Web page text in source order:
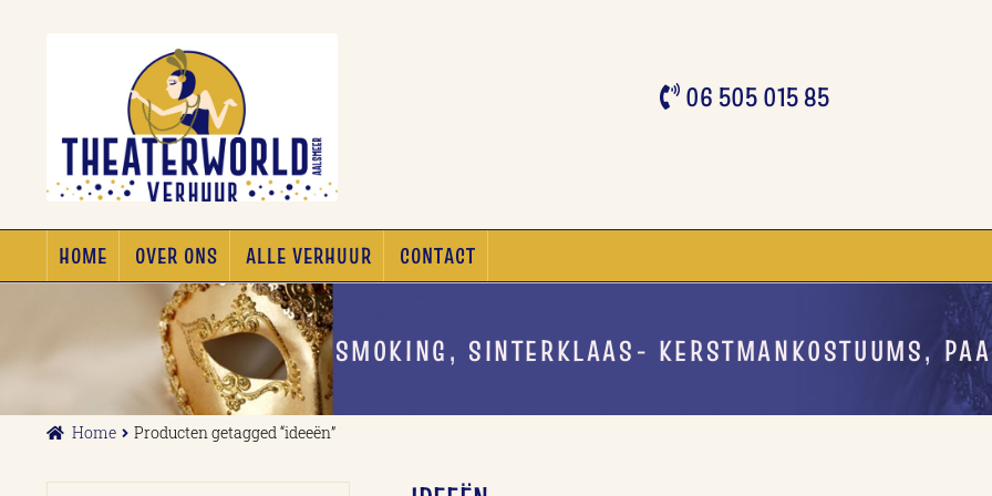
06 505 015 85
HOME OVER ONS ALLE VERHUUR CONTACT
SMOKING, SINTERKLAAS- KERSTMANKOSTUUMS,
Home Producten getagged “ideeën”